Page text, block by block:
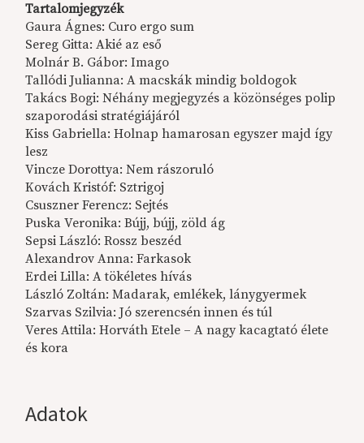
Adatok
Tartalomjegyzék
Gaura Ágnes: Curo ergo sum
Sereg Gitta: Akié az eső
Molnár B. Gábor: Imago
Tallódi Julianna: A macskák mindig boldogok
Takács Bogi: Néhány megjegyzés a közönséges polip
szaporodási stratégiájáról
Kiss Gabriella: Holnap hamarosan egyszer majd így
lesz
Vincze Dorottya: Nem rászoruló
Kovách Kristóf: Sztrigoj
Csuszner Ferencz: Sejtés
Puska Veronika: Bújj, bújj, zöld ág
Sepsi László: Rossz beszéd
Alexandrov Anna: Farkasok
Erdei Lilla: A tökéletes hívás
László Zoltán: Madarak, emlékek, lánygyermek
Szarvas Szilvia: Jó szerencsén innen és túl
Veres Attila: Horváth Etele – A nagy kacagtató élete
és kora